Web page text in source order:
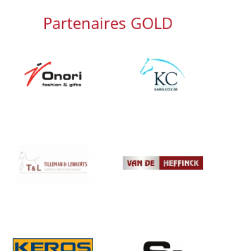
Partenaires GOLD
Afbeelding Afbeelding
Afbeelding
Afbeelding
Afbeelding
Afbeelding